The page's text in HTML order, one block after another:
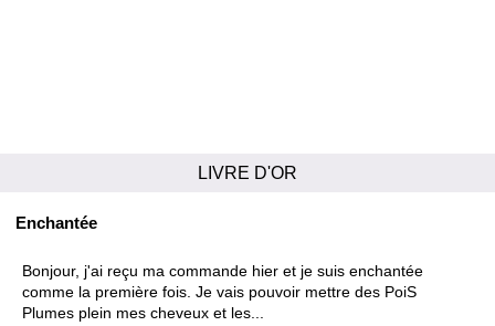
LIVRE D'OR
Enchantée
Bonjour, j'ai reçu ma commande hier et je suis enchantée
comme la première fois. Je vais pouvoir mettre des PoiS
Plumes plein mes cheveux et les...